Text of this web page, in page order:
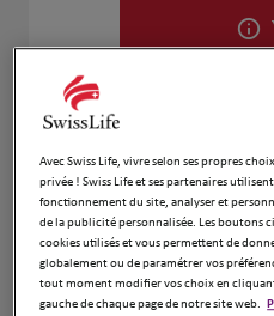
2
22.97
km
24 Avenue Robert
57000 Metz
Fermé
Avec Swiss Life, vivre selon ses propres
privée ! Swiss Life et ses partenaires
fonctionnement du site, analyser et
de la publicité personnalisée. Les boutons
cookies utilisés et vous permettent de
globalement ou de paramétrer vos
tout moment modifier vos choix en
gauche de chaque page de notre site web.